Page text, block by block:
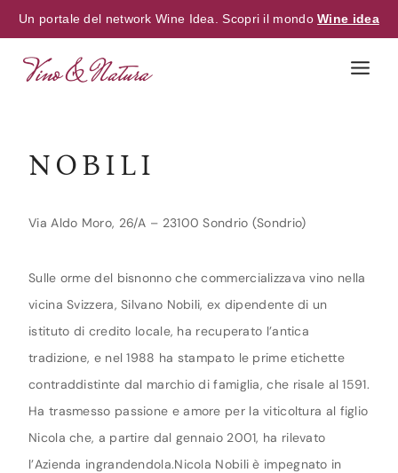
Un portale del network Wine Idea. Scopri il mondoWine idea
NOBILI
Via Aldo Moro, 26/A – 23100 Sondrio (Sondrio)
Sulle orme del bisnonno che commercializzava vino nella
vicina Svizzera, Silvano Nobili, ex dipendente di un
istituto di credito locale, ha recuperato l’antica
tradizione, e nel 1988 ha stampato le prime etichette
contraddistinte dal marchio di famiglia, che risale al 1591.
Ha trasmesso passione e amore per la viticoltura al figlio
Nicola che, a partire dal gennaio 2001, ha rilevato
l’Azienda ingrandendola.Nicola Nobili è impegnato in